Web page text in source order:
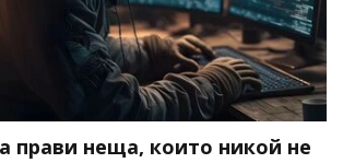
прави неща, които никой не